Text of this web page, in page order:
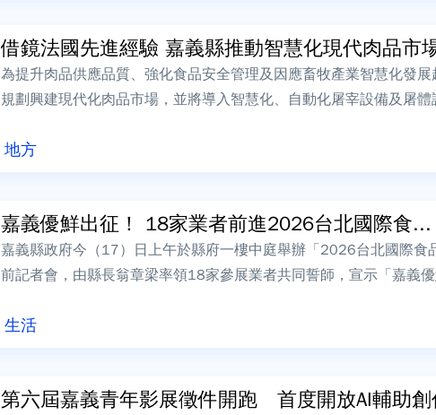
地方
借鏡法國先進經驗 嘉義縣推動智慧化現代肉品市
為提升肉品供應品質、強化食品安全管理及因應畜牧產業智慧化發
規劃興建現代化肉品市場，並將導入智慧化、自動化屠宰設備及屠
生活
嘉義優鮮出征！ 18家業者前進2026台北國際食...
嘉義縣政府今（17）日上午於縣府一樓中庭舉辦「2026台北國際食
前記者會，由縣長翁章梁率領18家參展業者共同誓師，宣示「嘉義
第六屆嘉義青年影展徵件開跑 首度開放AI輔助創